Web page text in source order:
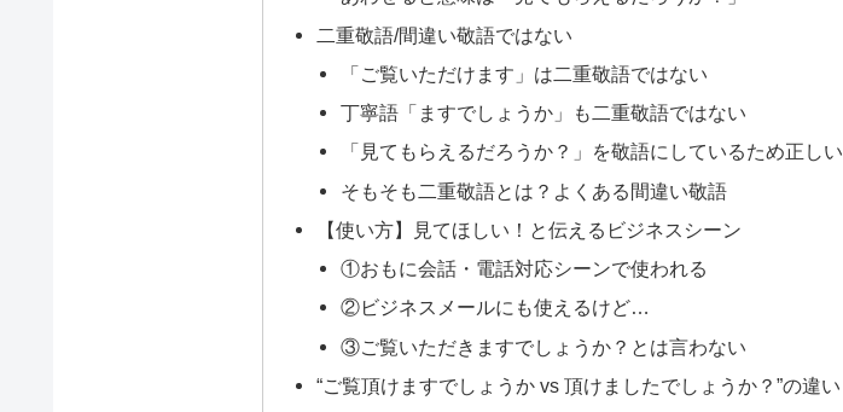
二重敬語/間違い敬語ではない
「ご覧いただけます」は二重敬語ではない
丁寧語「ますでしょうか」も二重敬語ではない
「見てもらえるだろうか？」を敬語にしているため正しい
そもそも二重敬語とは？よくある間違い敬語
【使い方】見てほしい！と伝えるビジネスシーン
①おもに会話・電話対応シーンで使われる
②ビジネスメールにも使えるけど…
③ご覧いただきますでしょうか？とは言わない
“ご覧頂けますでしょうか vs 頂けましたでしょうか？”の違い